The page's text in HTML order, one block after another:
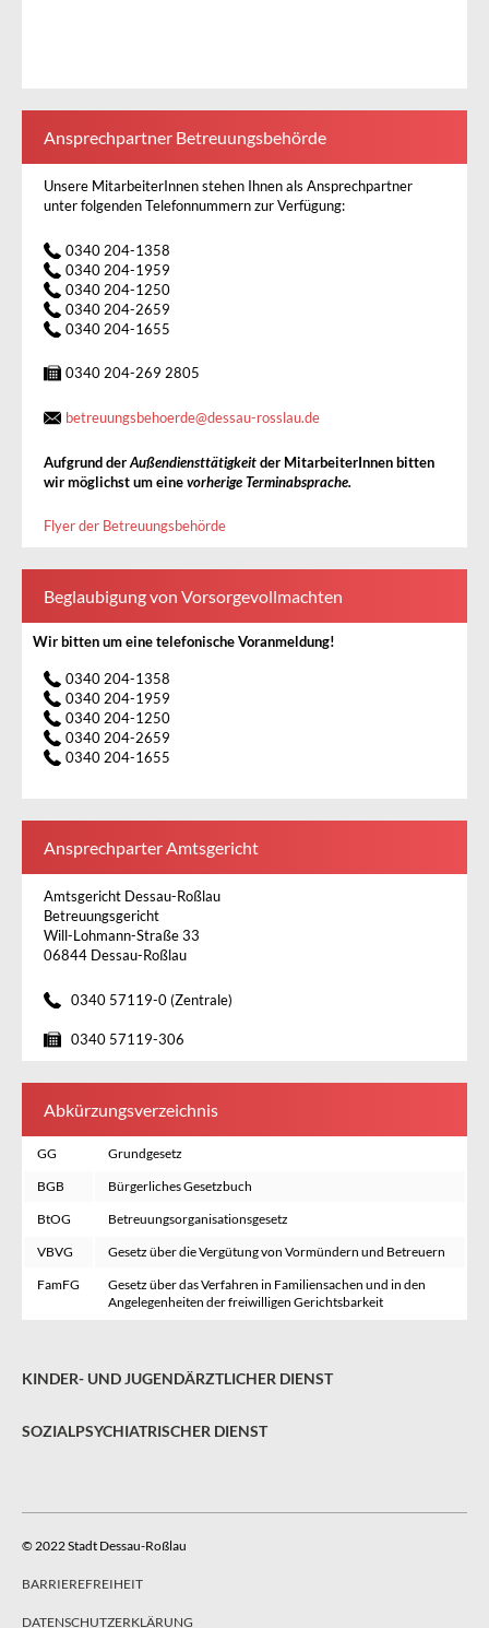
Ansprechpartner Betreuungsbehörde
Unsere MitarbeiterInnen stehen Ihnen als Ansprechpartner
unter folgenden Telefonnummern zur Verfügung:
0340 204-1358
0340 204-1959
0340 204-1250
0340 204-2659
0340 204-1655
0340 204-269 2805
betreuungsbehoerde@dessau-rosslau.de
Aufgrund der Außendiensttätigkeit der MitarbeiterInnen bitten
wir möglichst um eine vorherige Terminabsprache.
Flyer der Betreuungsbehörde
Beglaubigung von Vorsorgevollmachten
Wir bitten um eine telefonische Voranmeldung!
0340 204-1358
0340 204-1959
0340 204-1250
0340 204-2659
0340 204-1655
Ansprechparter Amtsgericht
Amtsgericht Dessau-Roßlau
Betreuungsgericht
Will-Lohmann-Straße 33
06844 Dessau-Roßlau
0340 57119-0 (Zentrale)
0340 57119-306
Abkürzungsverzeichnis
GG
Grundgesetz
BGB
Bürgerliches Gesetzbuch
BtOG
Betreuungsorganisationsgesetz
VBVG
Gesetz über die Vergütung von Vormündern und Betreuern
FamFG
Gesetz über das Verfahren in Familiensachen und in den
Angelegenheiten der freiwilligen Gerichtsbarkeit
KINDER- UND JUGENDÄRZTLICHER DIENST
SOZIALPSYCHIATRISCHER DIENST
© 2022 Stadt Dessau-Roßlau
BARRIEREFREIHEIT
DATENSCHUTZERKLÄRUNG